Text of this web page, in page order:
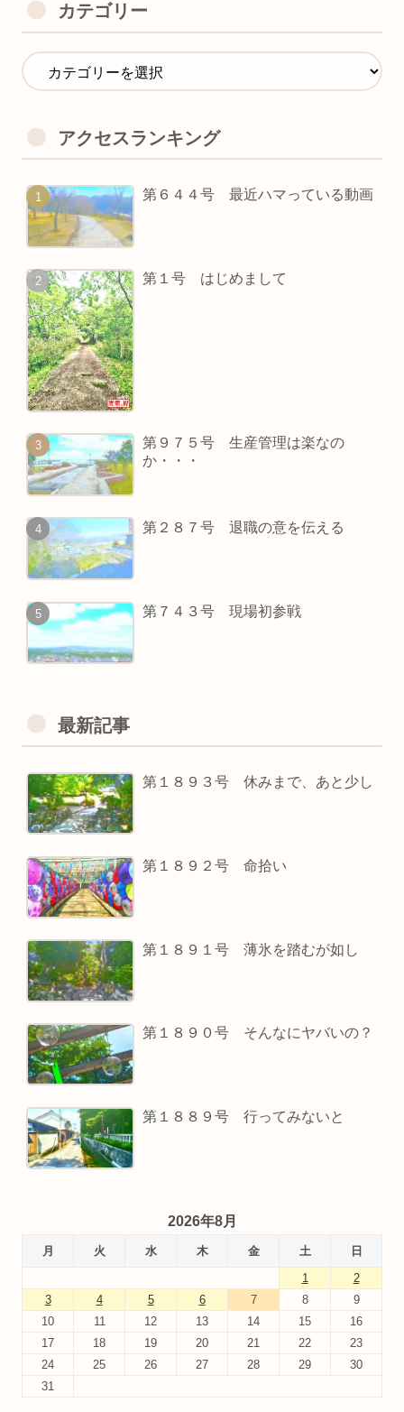
カテゴリー
アクセスランキング
第６４４号 最近ハマっている動画
第１号 はじめまして
第９７５号 生産管理は楽なの
か・・・
第２８７号 退職の意を伝える
第７４３号 現場初参戦
最新記事
第１８９３号 休みまで、あと少し
第１８９２号 命拾い
第１８９１号 薄氷を踏むが如し
第１８９０号 そんなにヤバいの？
第１８８９号 行ってみないと
2026年8月
月 火 水 木 金 土
日
1
2
3
4 5 6 7 8
9
10
11 12 13 14 15
16
17
18 19 20 21 22
23
24
25 26 27 28 29
30
31